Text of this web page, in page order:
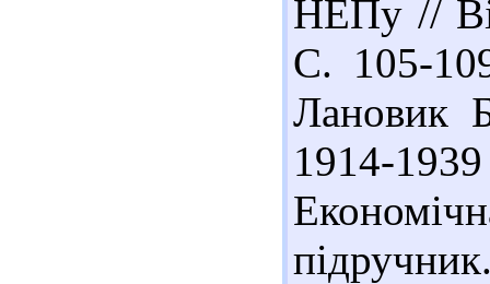
НЕПу //
С. 105-
Лановик
1914-